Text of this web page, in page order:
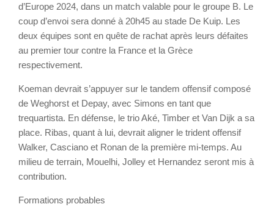
d’Europe 2024, dans un match valable pour le groupe B. Le
coup d’envoi sera donné à 20h45 au stade De Kuip. Les
deux équipes sont en quête de rachat après leurs défaites
au premier tour contre la France et la Grèce
respectivement.
Koeman devrait s’appuyer sur le tandem offensif composé
de Weghorst et Depay, avec Simons en tant que
trequartista. En défense, le trio Aké, Timber et Van Dijk a sa
place. Ribas, quant à lui, devrait aligner le trident offensif
Walker, Casciano et Ronan de la première mi-temps. Au
milieu de terrain, Mouelhi, Jolley et Hernandez seront mis à
contribution.
Formations probables